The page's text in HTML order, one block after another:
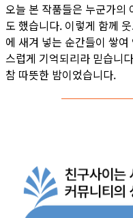
오늘 본 작품들은 누군가의
도 했습니다. 이렇게 함께
에 새겨 넣는 순간들이 쌓
스럽게 기억되리라 믿습니
참 따뜻한 밤이었습니다.